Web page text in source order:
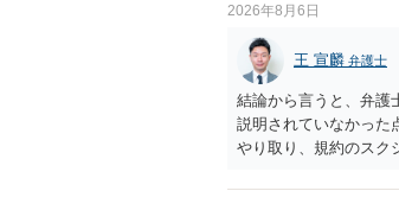
2026年8月6日
王 宣麟 弁護士
結論から言うと、弁護
説明されていなかった
やり取り、規約のスク